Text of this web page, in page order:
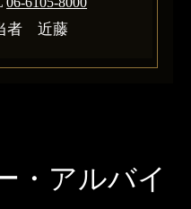
者 近藤
・アルバイ